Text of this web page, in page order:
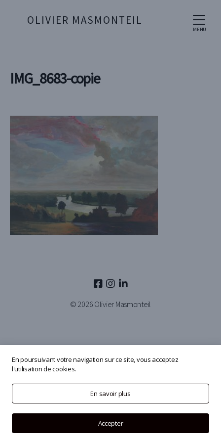
MENU
OLIVIER MASMONTEIL
IMG_8683-copie
© 2026 Olivier Masmonteil
En poursuivant votre navigation sur ce site, vous acceptez
l'utilisation de cookies.
En savoir plus
Accepter